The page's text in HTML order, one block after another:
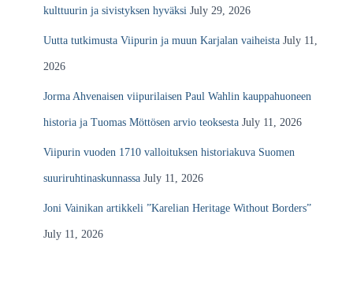
kulttuurin ja sivistyksen hyväksi July 29, 2026
Uutta tutkimusta Viipurin ja muun Karjalan vaiheista July 11,
2026
Jorma Ahvenaisen viipurilaisen Paul Wahlin kauppahuoneen
historia ja Tuomas Möttösen arvio teoksesta July 11, 2026
Viipurin vuoden 1710 valloituksen historiakuva Suomen
suuriruhtinaskunnassa July 11, 2026
Joni Vainikan artikkeli ”Karelian Heritage Without Borders”
July 11, 2026